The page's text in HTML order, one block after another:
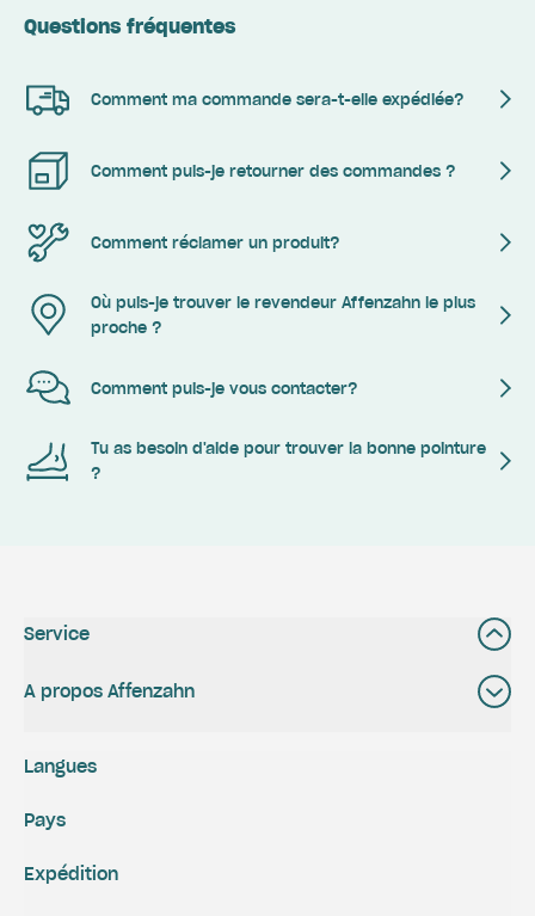
Questions fréquentes
Comment ma commande sera-t-elle expédiée?
Comment puis-je retourner des commandes ?
Comment réclamer un produit?
Où puis-je trouver le revendeur Affenzahn le plus
proche ?
Comment puis-je vous contacter?
Tu as besoin d'aide pour trouver la bonne pointure
?
Service
A propos Affenzahn
Expédition
Langues
Pays